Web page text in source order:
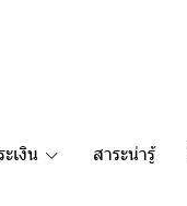
เงิน สาระน่ารู้